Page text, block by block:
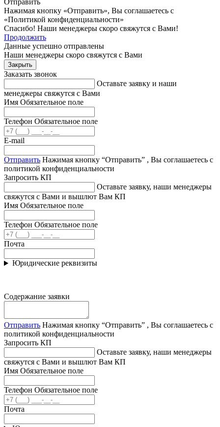
Отправить
Нажимая кнопку «Отправить», Вы соглашаетесь с
«Политикой конфиденциальности»
Спасибо! Наши менеджеры скоро свяжутся с Вами!
Продолжить
Данные успешно отправлены
Наши менеджеры скоро свяжутся с Вами
Закрыть
Заказать звонок
Оставьте заявку и наши
менеджеры свяжутся с Вами
Имя Обязательное поле
Телефон Обязательное поле
E-mail
Отправить Нажимая кнопку “Отправить” , Вы соглашаетесь с
политикой конфиденциальности
Запросить КП
Оставьте заявку, наши менеджеры
свяжутся с Вами и вышлют Вам КП
Имя Обязательное поле
Телефон Обязательное поле
Почта
Юридические реквизиты
Содержание заявки
Отправить Нажимая кнопку “Отправить” , Вы соглашаетесь с
политикой конфиденциальности
Запросить КП
Оставьте заявку, наши менеджеры
свяжутся с Вами и вышлют Вам КП
Имя Обязательное поле
Телефон Обязательное поле
Почта